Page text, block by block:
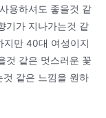
용하셔도 좋을것 같
기가 지나가는것 같
지만 40대 여성이지
것 같은 멋스러운 꽃
같은 느낌을 원하